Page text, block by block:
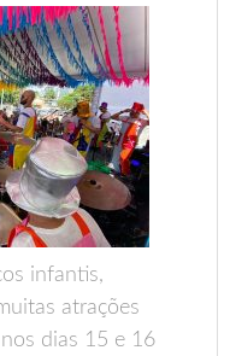
infantis,
atrações
dias 15 e 16